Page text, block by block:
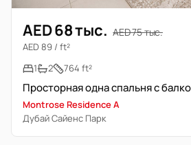
AED 68 тыс. AED 75 тыс.
AED 89 / ft²
1
2 764 ft²
Просторная одна спальня с
Montrose Residence A
Дубай Сайенс Парк